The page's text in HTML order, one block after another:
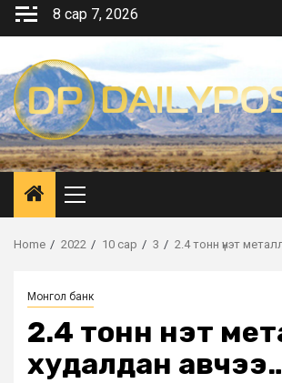
Skip
8 сар 7, 2026
Primary
Menu
Home 2022 10 сар 3 2.4 тонн үнэт
Монгол банк
2.4 тонн үнэт
худалдан